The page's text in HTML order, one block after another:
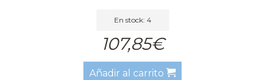
En stock: 4
107,85€
Añadir al carrito